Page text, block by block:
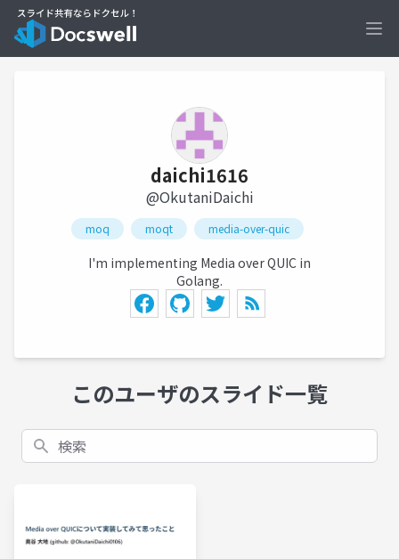
daichi1616
@OkutaniDaichi
moq moqt media-over-quic
I'm implementing Media over QUIC in
Golang.
このユーザのスライド一覧
検索